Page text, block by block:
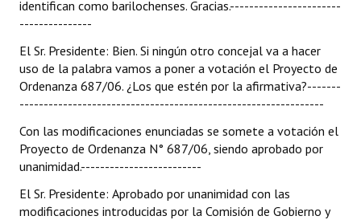
identifican como barilochenses. Gracias.-----------------------
---------------
El Sr. Presidente: Bien. Si ningún otro concejal va a hacer
uso de la palabra vamos a poner a votación el Proyecto de
Ordenanza 687/06. ¿Los que estén por la afirmativa?-------
---------------------------------------------------------------
Con las modificaciones enunciadas se somete a votación el
Proyecto de Ordenanza N° 687/06, siendo aprobado por
unanimidad.-------------------------
El Sr. Presidente: Aprobado por unanimidad con las
modificaciones introducidas por la Comisión de Gobierno y